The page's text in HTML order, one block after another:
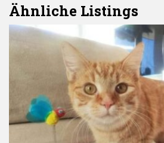
Ähnliche Listings